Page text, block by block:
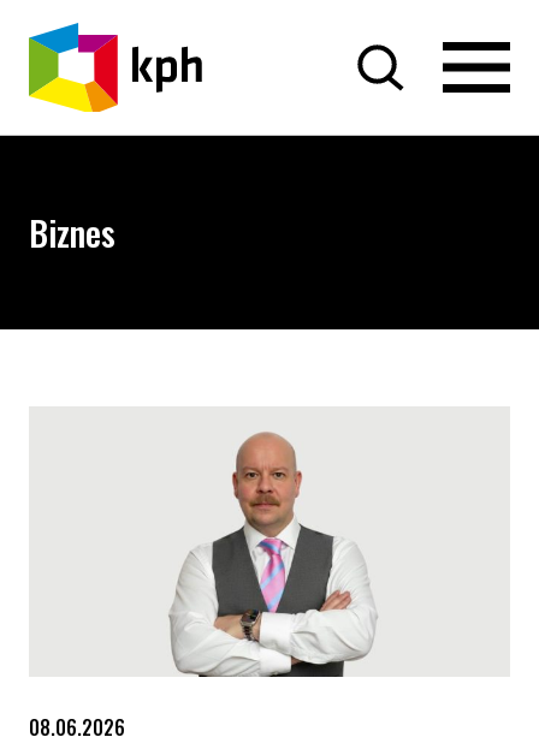
PRZEJDŹ DO TREŚCI
Biznes
08.06.2026